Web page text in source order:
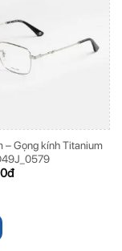
– Gọng kính Titanium
đ
riêng
riêng